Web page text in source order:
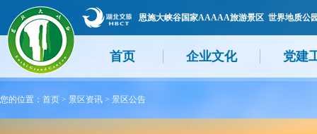
恩施大峡谷国家AAAAA旅游景区 世界地质公
首页 企业文化 党建
您的位置： 首页 > 景区资讯 > 景区公告